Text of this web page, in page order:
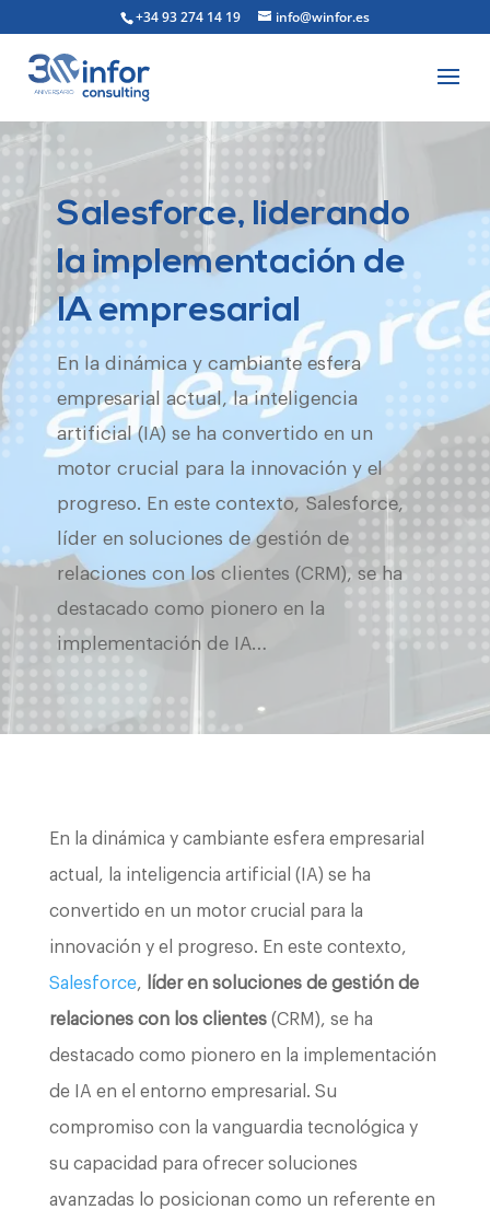
+34 93 274 14 19 info@winfor.es
Salesforce, liderando
la implementación de
IA empresarial
En la dinámica y cambiante esfera
empresarial actual, la inteligencia
artificial (IA) se ha convertido en un
motor crucial para la innovación y el
progreso. En este contexto, Salesforce,
líder en soluciones de gestión de
relaciones con los clientes (CRM), se ha
destacado como pionero en la
implementación de IA…
En la dinámica y cambiante esfera empresarial
actual, la inteligencia artificial (IA) se ha
convertido en un motor crucial para la
innovación y el progreso. En este contexto,
Salesforce, líder en soluciones de gestión de
relaciones con los clientes(CRM), se ha
destacado como pionero en la implementación
de IA en el entorno empresarial. Su
compromiso con la vanguardia tecnológica y
su capacidad para ofrecer soluciones
avanzadas lo posicionan como un referente en